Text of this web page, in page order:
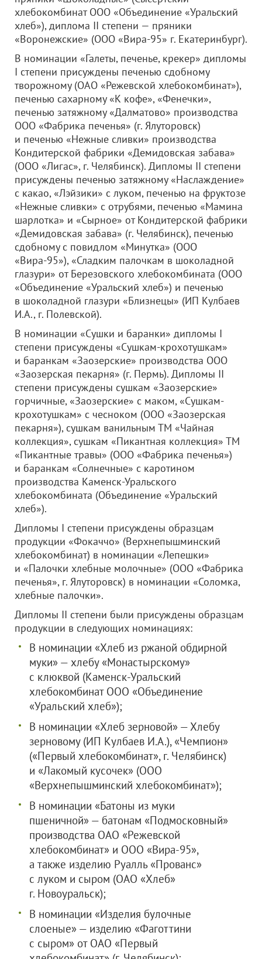
хлебокомбинатООО «Объединение «Уральский
хлеб»), диплома II степени — пряники
«Воронежские» (ООО «Вира-95» г. Екатеринбург).
В номинации «Галеты, печенье, крекер» дипломы
I степени присуждены печенью сдобному
творожному (ОАО «Режевской хлебокомбинат»),
печенью сахарному «К кофе», «Фенечки»,
печенью затяжному «Далматово» производства
ООО «Фабрика печенья» (г. Ялуторовск)
и печенью «Нежные сливки» производства
Кондитерской фабрики «Демидовская забава»
(ООО «Лигас», г. Челябинск). Дипломы II степени
присуждены печенью затяжному «Наслаждение»
с какао, «Лэйзики» с луком, печенью на фруктозе
«Нежные сливки» с отрубями, печенью «Мамина
шарлотка» и «Сырное» от Кондитерской фабрики
«Демидовская забава» (г. Челябинск), печенью
сдобному с повидлом «Минутка» (ООО
«Вира-95»), «Сладким палочкам в шоколадной
глазури» от Березовского хлебокомбината (ООО
«Объединение «Уральский хлеб») и печенью
в шоколадной глазури «Близнецы» (ИП Кулбаев
И.А., г. Полевской).
В номинации «Сушки и баранки» дипломы I
степени присуждены «Сушкам-крохотушкам»
и баранкам «Заозерские» производства ООО
«Заозерская пекарня» (г. Пермь). Дипломы II
степени присуждены сушкам «Заозерские»
горчичные, «Заозерские» с маком, «Сушкам-
крохотушкам» с чесноком (ООО «Заозерская
пекарня»), сушкам ванильным ТМ «Чайная
коллекция», сушкам «Пикантная коллекция» ТМ
«Пикантные травы» (ООО «Фабрика печенья»)
и баранкам «Солнечные» с каротином
производства Каменск-Уральского
хлебокомбината (Объединение «Уральский
хлеб»).
Дипломы I степени присуждены образцам
продукции «Фокаччо» (Верхнепышминский
хлебокомбинат) в номинации «Лепешки»
и «Палочки хлебные молочные» (ООО «Фабрика
печенья», г. Ялуторовск) в номинации «Соломка,
хлебные палочки».
Дипломы II степени были присуждены образцам
продукции в следующих номинациях:
В номинации «Хлеб из ржаной обдирной
муки» — хлебу «Монастырскому»
с клюквой (Каменск-Уральский
хлебокомбинат ООО «Объединение
«Уральский хлеб»);
В номинации «Хлеб зерновой» — Хлебу
зерновому (ИП Кулбаев И.А.), «Чемпион»
(«Первый хлебокомбинат», г. Челябинск)
и «Лакомый кусочек» (ООО
«Верхнепышминский хлебокомбинат»);
В номинации «Батоны из муки
пшеничной» — батонам «Подмосковный»
производства ОАО «Режевской
хлебокомбинат» и ООО «Вира-95»,
а также изделию Руалль «Прованс»
с луком и сыром (ОАО «Хлеб»
г. Новоуральск);
В номинации «Изделия булочные
слоеные» — изделию «Фаготтини
с сыром» от ОАО «Первый